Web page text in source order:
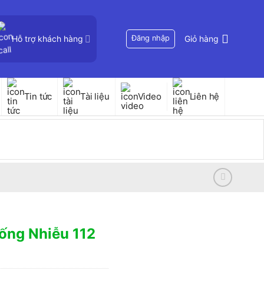
Hỗ trợ khách hàng Đăng nhập Giỏ hàng
Tin tức Tài liệu Video Liên hệ
Nhiễu 112